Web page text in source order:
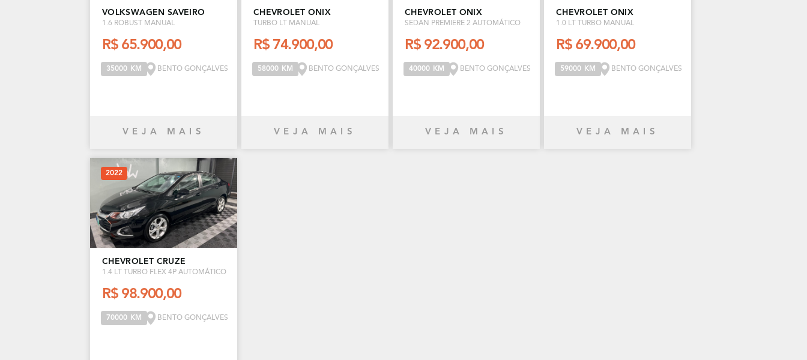
VOLKSWAGEN SAVEIRO
1.6 ROBUST MANUAL
R$ 65.900,00
35000 KM BENTO GONÇALVES
VEJA MAIS
CHEVROLET ONIX
TURBO LT MANUAL
R$ 74.900,00
58000 KM BENTO GONÇALVES
VEJA MAIS
CHEVROLET ONIX
SEDAN PREMIERE 2 AUTOMÁTICO
R$ 92.900,00
40000 KM BENTO GONÇALVES
VEJA MAIS
CHEVROLET ONIX
1.0 LT TURBO MANUAL
R$ 69.900,00
59000 KM BENTO GONÇALVES
VEJA MAIS
2022
CHEVROLET CRUZE
1.4 LT TURBO FLEX 4P AUTOMÁTICO
R$ 98.900,00
70000 KM BENTO GONÇALVES